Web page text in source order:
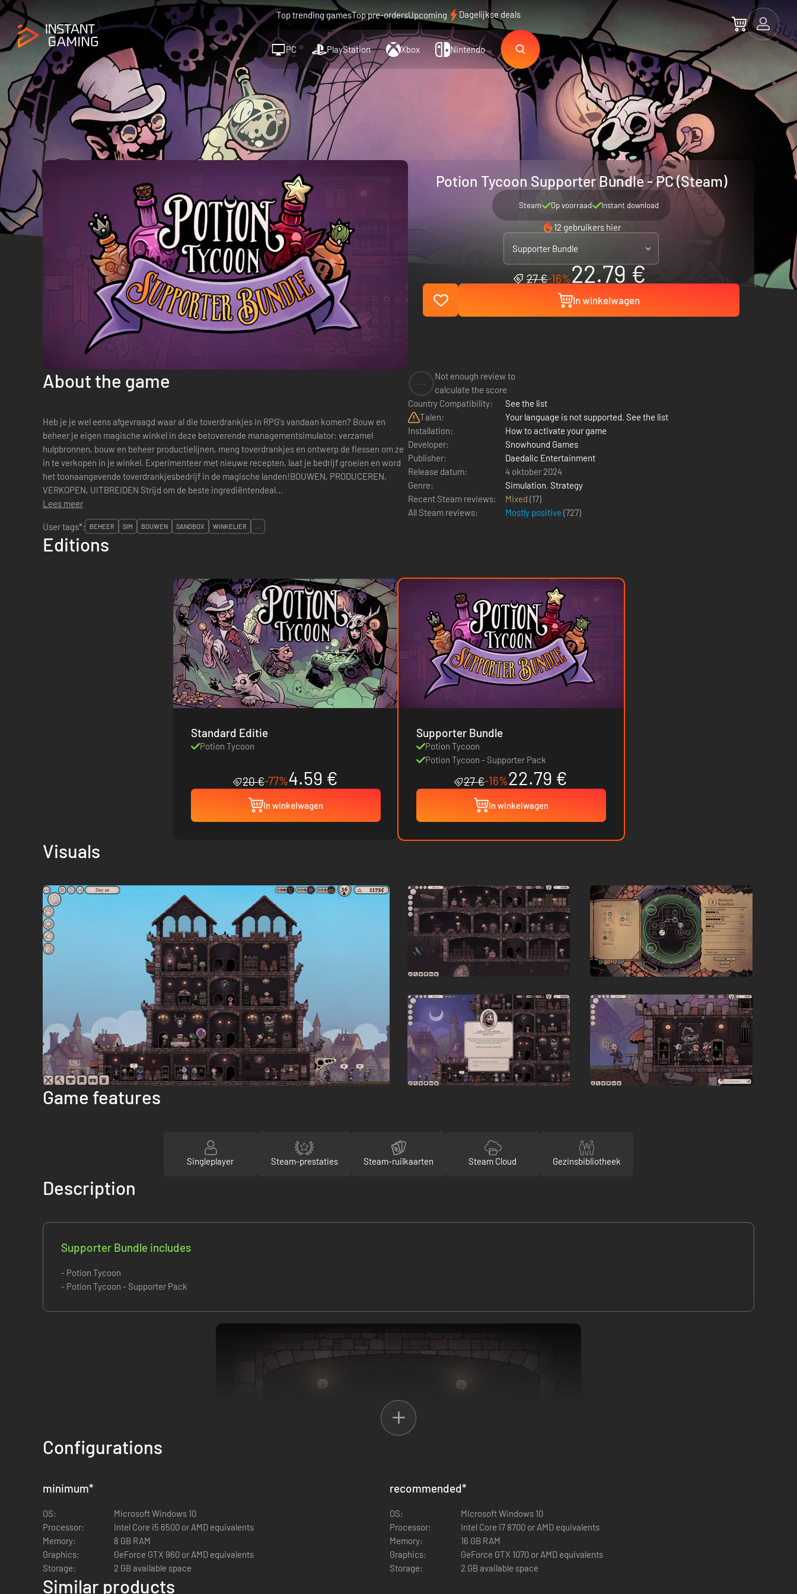
Top trending gamesTop pre-ordersUpcoming Dagelijkse deals
PC PlayStation Xbox Nintendo
Potion Tycoon Supporter Bundle - PC (Steam)
Steam Op voorraad Instant download
12 gebruikers hier
Supporter Bundle
27 €-16%22.79 €
In winkelwagen
About the game
Heb je je wel eens afgevraagd waar al die toverdrankjes in RPG's vandaan komen? Bouw en
beheer je eigen magische winkel in deze betoverende managementsimulator: verzamel
hulpbronnen, bouw en beheer productielijnen, meng toverdrankjes en ontwerp de flessen om ze
in te verkopen in je winkel. Experimenteer met nieuwe recepten, laat je bedrijf groeien en word
het toonaangevende toverdrankjesbedrijf in de magische landen!BOUWEN, PRODUCEREN,
VERKOPEN, UITBREIDEN Strijd om de beste ingrediëntendeal...
Lees meer
Not enough review to
calculate the score
Country Compatibility:
See the list
Talen:
Your language is not supported. See the list
Installation:
How to activate your game
Developer:
Snowhound Games
Publisher:
Daedalic Entertainment
Release datum:
4 oktober 2024
Genre:
Simulation, Strategy
Recent Steam reviews:
Mixed (17)
All Steam reviews:
Mostly positive (727)
User tags*:
BEHEER SIM BOUWEN SANDBOX WINKELIER ...
Editions
Standard Editie
Potion Tycoon
20 €-77%4.59 €
In winkelwagen
Supporter Bundle
Potion Tycoon
Potion Tycoon - Supporter Pack
27 €-16%22.79 €
In winkelwagen
Visuals
Game features
Singleplayer Steam-prestaties Steam-ruilkaarten Steam Cloud Gezinsbibliotheek
Description
Supporter Bundle includes
- Potion Tycoon
- Potion Tycoon - Supporter Pack
Heb je je wel eens afgevraagd waar al die toverdrankjes in RPG's vandaan komen?
Bouw en beheer je eigen magische winkel in deze betoverende managementsimulator: verzamel hulpbronnen, bouw en beheer productielijnen, meng toverdrankjes en ontwerp de flessen
om ze in te verkopen in je winkel. Experimenteer met nieuwe recepten, laat je bedrijf groeien en word het toonaangevende toverdrankjesbedrijf in de magische landen!
Configurations
minimum*
OS:
Microsoft Windows 10
Processor:
Intel Core i5 6500 or AMD equivalents
Memory:
8 GB RAM
Graphics:
GeForce GTX 960 or AMD equivalents
Storage:
2 GB available space
recommended*
OS:
Microsoft Windows 10
Processor:
Intel Core i7 8700 or AMD equivalents
Memory:
16 GB RAM
Graphics:
GeForce GTX 1070 or AMD equivalents
Storage:
2 GB available space
Similar products